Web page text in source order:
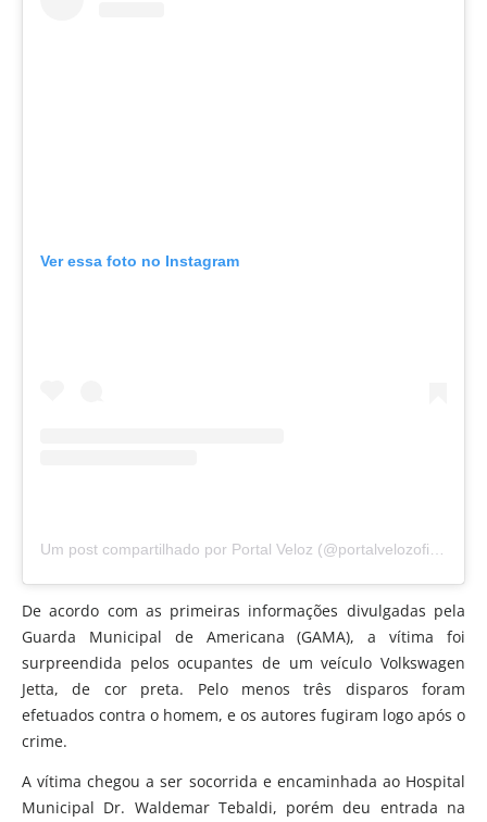
Ver essa foto no Instagram
Um post compartilhado por Portal Veloz (@portalvelozoficial)
De acordo com as primeiras informações divulgadas pela
Guarda Municipal de Americana (GAMA), a vítima foi
surpreendida pelos ocupantes de um veículo Volkswagen
Jetta, de cor preta. Pelo menos três disparos foram
efetuados contra o homem, e os autores fugiram logo após o
crime.
A vítima chegou a ser socorrida e encaminhada ao Hospital
Municipal Dr. Waldemar Tebaldi, porém deu entrada na